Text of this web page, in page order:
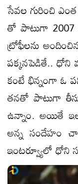
సేవల గురించి ఎంత
తో పాటుగా 2007
ట్రోఫీలను
పక్కనపెడితే.. ధోని
కంటే భిన్నంగా ఓ
తనతో పాటుగా
ఉన్నాం. అయితే ఇలా
అన్న సందేహం
ఇంటర్వ్యూలో ధోని